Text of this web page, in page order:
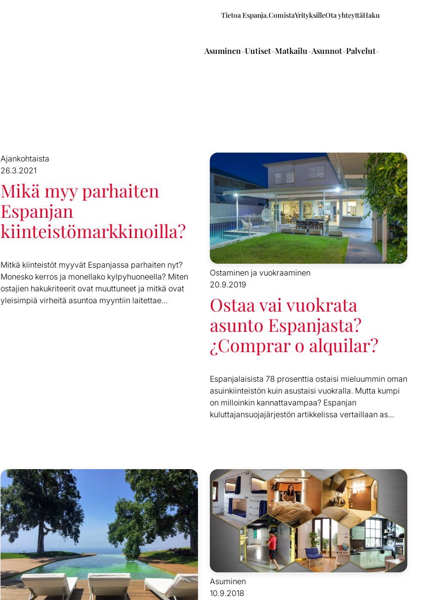
Tietoa Espanja.ComistaYrityksilleOta yhteyttäHaku
Asuminen Uutiset Matkailu Asunnot Palvelut
Ajankohtaista
26.3.2021
Mikä myy parhaiten
Espanjan
kiinteistömarkkinoilla?
Mitkä kiinteistöt myyvät Espanjassa parhaiten nyt?
Monesko kerros ja monellako kylpyhuoneella? Miten
ostajien hakukriteerit ovat muuttuneet ja mitkä ovat
yleisimpiä virheitä asuntoa myyntiin laitettae...
Ostaminen ja vuokraaminen
20.9.2019
Ostaa vai vuokrata
asunto Espanjasta?
¿Comprar o alquilar?
Espanjalaisista 78 prosenttia ostaisi mieluummin oman
asuinkiinteistön kuin asustaisi vuokralla. Mutta kumpi
on milloinkin kannattavampaa? Espanjan
kuluttajansuojajärjestön artikkelissa vertaillaan as...
Asuminen
10.9.2018